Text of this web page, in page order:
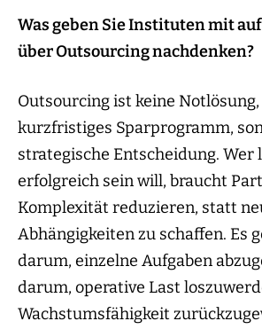
Was geben Sie Instituten mit
über Outsourcing nachdenken?
Outsourcing ist keine
kurzfristiges Sparprogramm,
strategische Entscheidung. Wer
erfolgreich sein will, braucht
Komplexität reduzieren, statt
Abhängigkeiten zu schaffen. Es
darum, einzelne Aufgaben
darum, operative Last
Wachstumsfähigkeit